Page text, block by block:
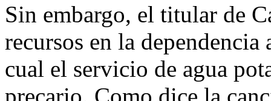
Sin embargo, el titular de
recursos en la
cual el servicio de agua
precario. Como dice la